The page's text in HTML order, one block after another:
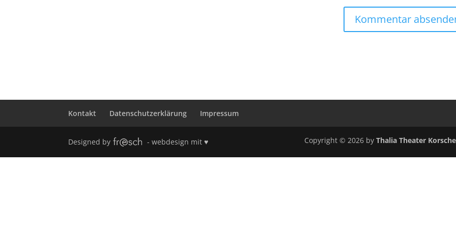
Kontakt Datenschutzerklärung Impressum
Designed by - webdesign mit ♥ Copyright © 2026 by Thalia Theater